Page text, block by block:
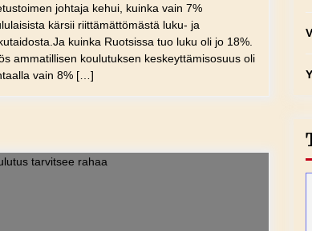
johtaja kehui, kuinka vain 7%
kärsii riittämättömästä luku- ja
kuinka Ruotsissa tuo luku oli jo 18%.
ammatillisen koulutuksen keskeyttämisosuus oli
vain 8% […]